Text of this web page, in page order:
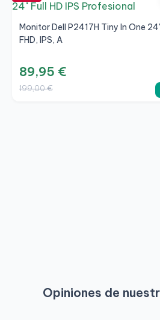
Monitor Dell P2417H Tiny In One
FHD, IPS, A
89,95 €
199,00 €
Opiniones de